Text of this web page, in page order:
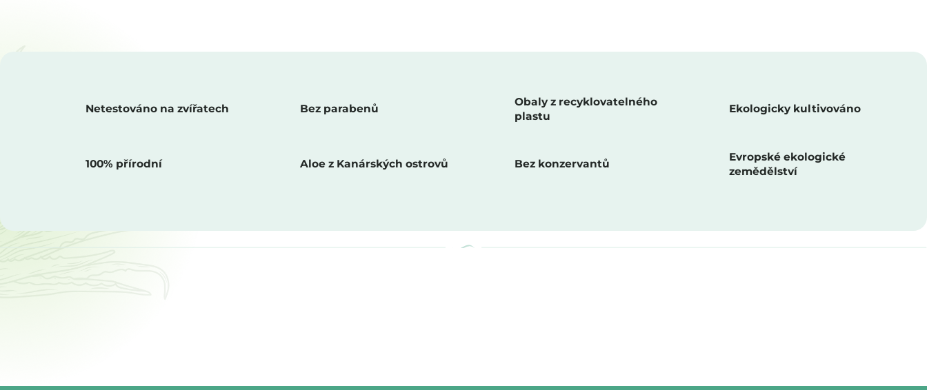
l
p
i
Netestováno na zvířatech Bez parabenů
Obaly z recyklovatelného
plastu
Ekologicky kultivováno
100% přírodní Aloe z Kanárských ostrovů Bez konzervantů
Evropské ekologické
zemědělství